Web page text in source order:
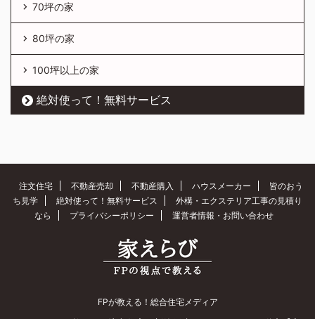
70坪の家
80坪の家
100坪以上の家
絶対使って！無料サービス
注文住宅 不動産売却 不動産購入 ハウスメーカー
皆のおう
ち見学
絶対使って！無料サービス
外構・エクステリア工事の見積り
なら
プライバシーポリシー 運営者情報・お問い合わせ
FPが教える！総合住宅メディア